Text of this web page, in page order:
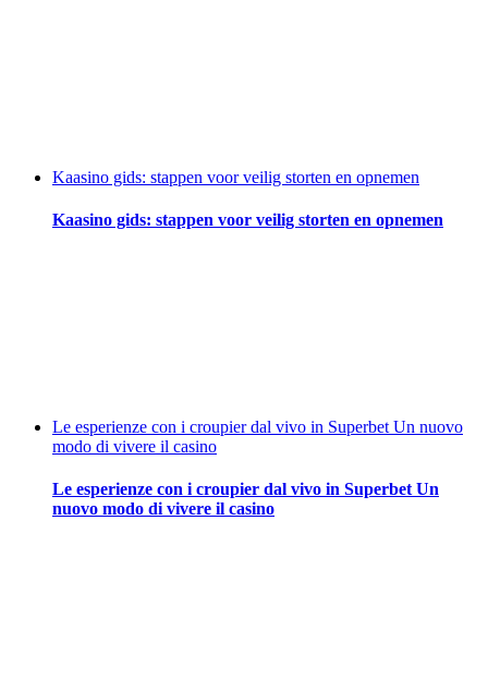
Kaasino gids: stappen voor veilig storten en opnemen
Kaasino gids: stappen voor veilig storten en opnemen
Le esperienze con i croupier dal vivo in Superbet Un nuovo
modo di vivere il casino
Le esperienze con i croupier dal vivo in Superbet Un
nuovo modo di vivere il casino